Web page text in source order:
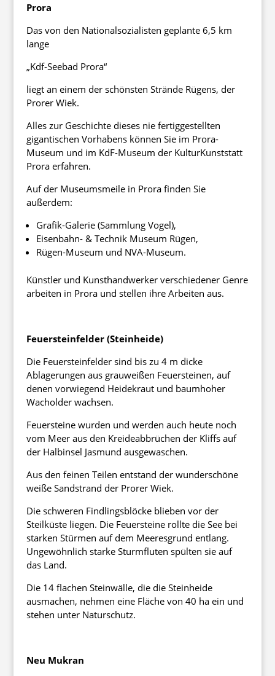
Prora
Das von den Nationalsozialisten geplante 6,5 km
lange
„Kdf-Seebad Prora“
liegt an einem der schönsten Strände Rügens, der
Prorer Wiek.
Alles zur Geschichte dieses nie fertiggestellten
gigantischen Vorhabens können Sie im Prora-
Museum und im KdF-Museum der KulturKunststatt
Prora erfahren.
Auf der Museumsmeile in Prora finden Sie
außerdem:
Grafik-Galerie (Sammlung Vogel),
Eisenbahn- & Technik Museum Rügen,
Rügen-Museum und NVA-Museum.
Künstler und Kunsthandwerker verschiedener Genre
arbeiten in Prora und stellen ihre Arbeiten aus.
Feuersteinfelder (Steinheide)
Die Feuersteinfelder sind bis zu 4 m dicke
Ablagerungen aus grauweißen Feuersteinen, auf
denen vorwiegend Heidekraut und baumhoher
Wacholder wachsen.
Feuersteine wurden und werden auch heute noch
vom Meer aus den Kreideabbrüchen der Kliffs auf
der Halbinsel Jasmund ausgewaschen.
Aus den feinen Teilen entstand der wunderschöne
weiße Sandstrand der Prorer Wiek.
Die schweren Findlingsblöcke blieben vor der
Steilküste liegen. Die Feuersteine rollte die See bei
starken Stürmen auf dem Meeresgrund entlang.
Ungewöhnlich starke Sturmfluten spülten sie auf
das Land.
Die 14 flachen Steinwälle, die die Steinheide
ausmachen, nehmen eine Fläche von 40 ha ein und
stehen unter Naturschutz.
Neu Mukran